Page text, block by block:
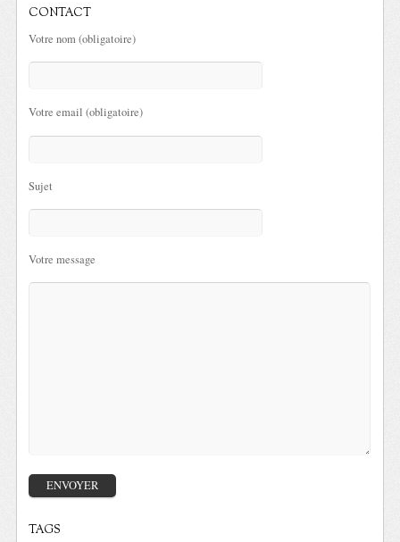
CONTACT
Votre nom (obligatoire)
Votre email (obligatoire)
Sujet
Votre message
TAGS